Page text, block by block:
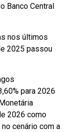
Banco Central
nos últimos
2025 passou
para 2026
2026 como
cenário com a